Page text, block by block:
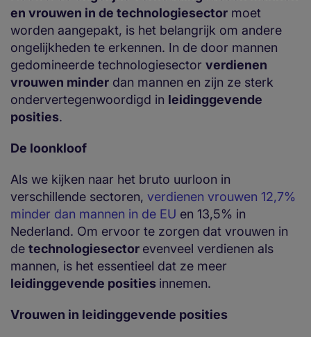
en vrouwen in de technologiesector moet
worden aangepakt, is het belangrijk om andere
ongelijkheden te erkennen. In de door mannen
gedomineerde technologiesector verdienen
vrouwen minder dan mannen en zijn ze sterk
ondervertegenwoordigd in leidinggevende
posities.
De loonkloof
Als we kijken naar het bruto uurloon in
verschillende sectoren, verdienen vrouwen 12,7%
minder dan mannen in de EU en 13,5% in
Nederland. Om ervoor te zorgen dat vrouwen in
de technologiesector evenveel verdienen als
mannen, is het essentieel dat ze meer
leidinggevende posities innemen.
Vrouwen in leidinggevende posities